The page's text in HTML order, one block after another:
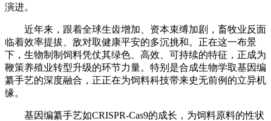
演进。
近年来，跟着全球生齿增加、资本束缚加剧，畜牧业反面
临着效率提拔、敌对取健康平安的多沉挑和。正在这一布景
下，生物制制饲料凭仗其绿色、高效、可持续的特征，正成为
鞭策养殖业转型升级的环节力量。特别是合成生物学取基因编
纂手艺的深度融合，正正在为饲料科技带来史无前例的立异机
缘。
基因编纂手艺如CRISPR-Cas9的成长，为饲料原料的性状